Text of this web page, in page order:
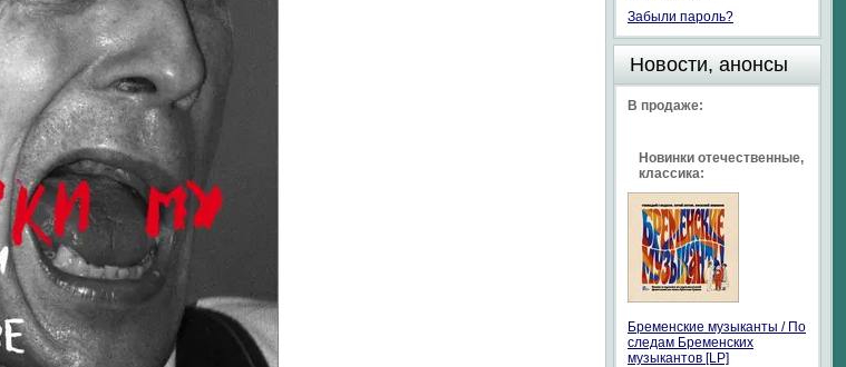
Забыли пароль?
Новости, анонсы
В продаже:
Новинки отечественные,
классика:
Бременские музыканты / По
следам Бременских
музыкантов [LP]